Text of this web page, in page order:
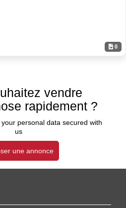
0
vendre
rapidement ?
personal data secured with
us
une annonce